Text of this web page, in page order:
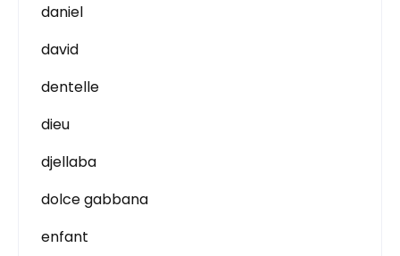
daniel
david
dentelle
dieu
djellaba
dolce gabbana
enfant